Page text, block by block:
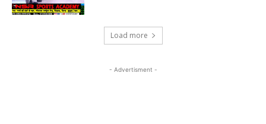
Load more
- Advertisment -